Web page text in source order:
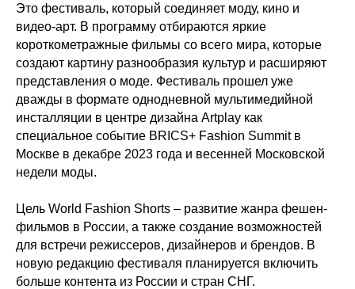
Это фестиваль, который соединяет моду, кино и
видео-арт. В программу отбираются яркие
короткометражные фильмы со всего мира, которые
создают картину разнообразия культур и расширяют
представления о моде. Фестиваль прошел уже
дважды в формате однодневной мультимедийной
инсталляции в центре дизайна Artplay как
специальное событие BRICS+ Fashion Summit в
Москве в декабре 2023 года и весенней Московской
недели моды.
Цель World Fashion Shorts – развитие жанра фешен-
фильмов в России, а также создание возможностей
для встречи режиссеров, дизайнеров и брендов. В
новую редакцию фестиваля планируется включить
больше контента из России и стран СНГ.